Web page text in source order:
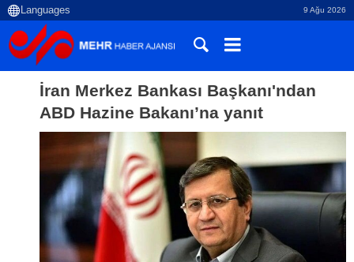
9 Ağu 2026
İran Merkez Bankası Başkanı'ndan
ABD Hazine Bakanı’na yanıt